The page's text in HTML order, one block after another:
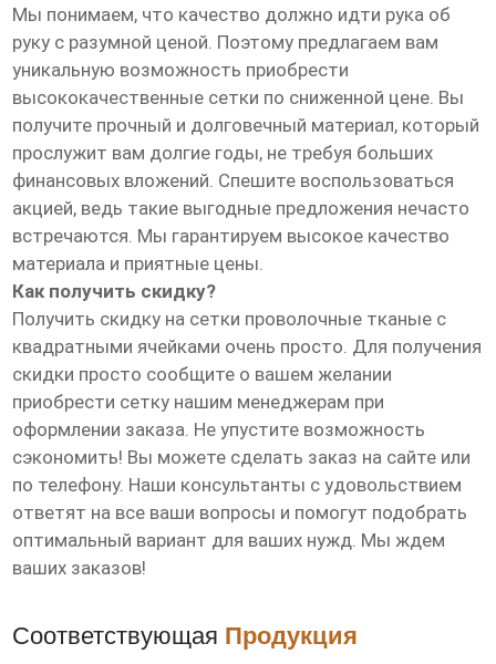
Мы понимаем, что качество должно идти рука об
руку с разумной ценой. Поэтому предлагаем вам
уникальную возможность приобрести
высококачественные сетки по сниженной цене. Вы
получите прочный и долговечный материал, который
прослужит вам долгие годы, не требуя больших
финансовых вложений. Спешите воспользоваться
акцией, ведь такие выгодные предложения нечасто
встречаются. Мы гарантируем высокое качество
материала и приятные цены.
Как получить скидку?
Получить скидку на сетки проволочные тканые с
квадратными ячейками очень просто. Для получения
скидки просто сообщите о вашем желании
приобрести сетку нашим менеджерам при
оформлении заказа. Не упустите возможность
сэкономить! Вы можете сделать заказ на сайте или
по телефону. Наши консультанты с удовольствием
ответят на все ваши вопросы и помогут подобрать
оптимальный вариант для ваших нужд. Мы ждем
ваших заказов!
Соответствующая Продукция